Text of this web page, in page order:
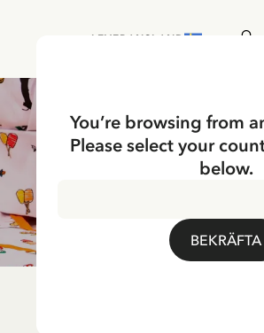
LEVERANSLAND
You’re browsing from
Please select your
below.
BEKRÄFTA